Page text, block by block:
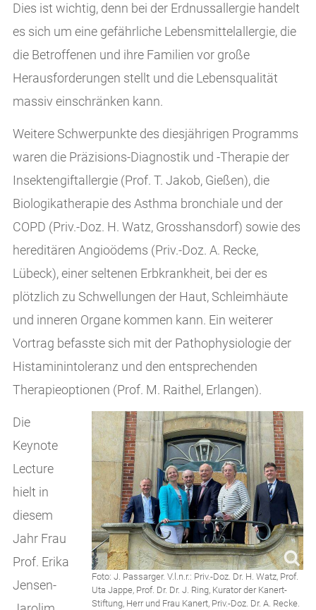
Dies ist wichtig, denn bei der Erdnussallergie handelt
es sich um eine gefährliche Lebensmittelallergie, die
die Betroffenen und ihre Familien vor große
Herausforderungen stellt und die Lebensqualität
massiv einschränken kann.
Weitere Schwerpunkte des diesjährigen Programms
waren die Präzisions-Diagnostik und -Therapie der
Insektengiftallergie (Prof. T. Jakob, Gießen), die
Biologikatherapie des Asthma bronchiale und der
COPD (Priv.-Doz. H. Watz, Grosshansdorf) sowie des
hereditären Angioödems (Priv.-Doz. A. Recke,
Lübeck), einer seltenen Erbkrankheit, bei der es
plötzlich zu Schwellungen der Haut, Schleimhäute
und inneren Organe kommen kann. Ein weiterer
Vortrag befasste sich mit der Pathophysiologie der
Histaminintoleranz und den entsprechenden
Therapieoptionen (Prof. M. Raithel, Erlangen).
Foto: J. Passarger. V.l.n.r.: Priv.-Doz. Dr. H. Watz, Prof.
Uta Jappe, Prof. Dr. Dr. J. Ring, Kurator der Kanert-
Stiftung, Herr und Frau Kanert, Priv.-Doz. Dr. A. Recke.
Die
Keynote
Lecture
hielt in
diesem
Jahr Frau
Prof. Erika
Jensen-